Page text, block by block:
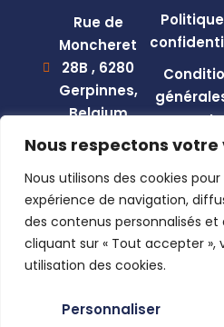
Nous respectons votre
Nous utilisons des cookies
expérience de navigation,
des contenus personnalisés et
cliquant sur « Tout accepter »,
utilisation des cookies.
Personnaliser
Rue de
Moncheret
28B , 6280
Gerpinnes,
Belgium
+32 492
marcellin@gerpiagri.be
BE
0793.946.582
vente